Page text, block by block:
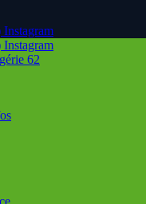
Instagram
Instagram